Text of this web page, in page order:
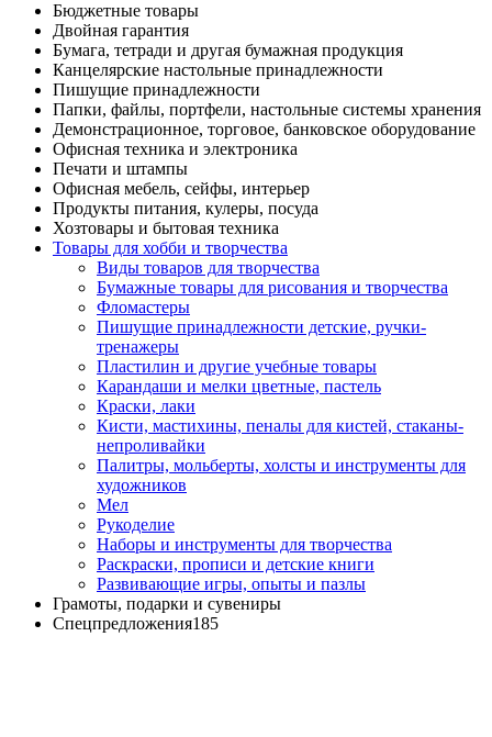
Бюджетные товары
Двойная гарантия
Бумага, тетради и другая бумажная продукция
Канцелярские настольные принадлежности
Пишущие принадлежности
Папки, файлы, портфели, настольные системы хранения
Демонстрационное, торговое, банковское оборудование
Офисная техника и электроника
Печати и штампы
Офисная мебель, сейфы, интерьер
Продукты питания, кулеры, посуда
Хозтовары и бытовая техника
Товары для хобби и творчества
Виды товаров для творчества
Бумажные товары для рисования и творчества
Фломастеры
Пишущие принадлежности детские, ручки-
тренажеры
Пластилин и другие учебные товары
Карандаши и мелки цветные, пастель
Краски, лаки
Кисти, мастихины, пеналы для кистей, стаканы-
непроливайки
Палитры, мольберты, холсты и инструменты для
художников
Мел
Рукоделие
Наборы и инструменты для творчества
Раскраски, прописи и детские книги
Развивающие игры, опыты и пазлы
Грамоты, подарки и сувениры
Спецпредложения185